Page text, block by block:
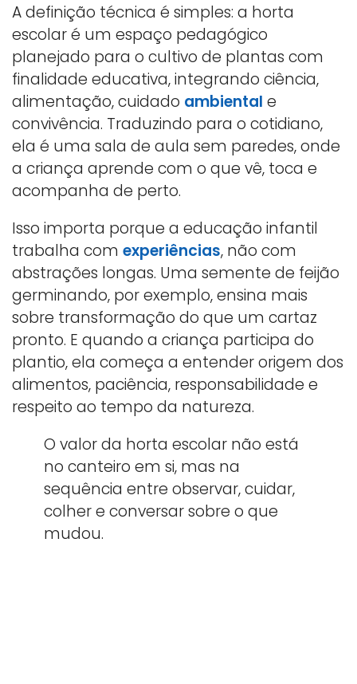
A definição técnica é simples: a horta
escolar é um espaço pedagógico
planejado para o cultivo de plantas com
finalidade educativa, integrando ciência,
alimentação, cuidado ambiental e
convivência. Traduzindo para o cotidiano,
ela é uma sala de aula sem paredes, onde
a criança aprende com o que vê, toca e
acompanha de perto.
Isso importa porque a educação infantil
trabalha com experiências, não com
abstrações longas. Uma semente de feijão
germinando, por exemplo, ensina mais
sobre transformação do que um cartaz
pronto. E quando a criança participa do
plantio, ela começa a entender origem dos
alimentos, paciência, responsabilidade e
respeito ao tempo da natureza.
O valor da horta escolar não está
no canteiro em si, mas na
sequência entre observar, cuidar,
colher e conversar sobre o que
mudou.